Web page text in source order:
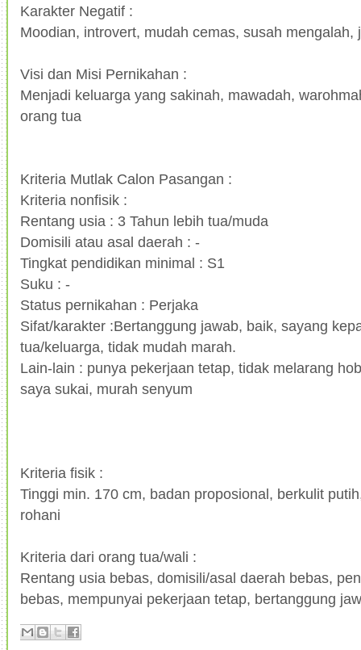
Karakter Negatif :
Moodian, introvert, mudah cemas, susah mengalah,
Visi dan Misi Pernikahan :
Menjadi keluarga yang sakinah, mawadah,
orang tua
Kriteria Mutlak Calon Pasangan :
Kriteria nonfisik :
Rentang usia : 3 Tahun lebih tua/muda
Domisili atau asal daerah : -
Tingkat pendidikan minimal : S1
Suku : -
Status pernikahan : Perjaka
Sifat/karakter :Bertanggung jawab, baik, sayang
tua/keluarga, tidak mudah marah.
Lain-lain : punya pekerjaan tetap, tidak melarang
saya sukai, murah senyum
Kriteria fisik :
Tinggi min. 170 cm, badan proposional, berkulit
rohani
Kriteria dari orang tua/wali :
Rentang usia bebas, domisili/asal daerah bebas,
bebas, mempunyai pekerjaan tetap, bertanggung